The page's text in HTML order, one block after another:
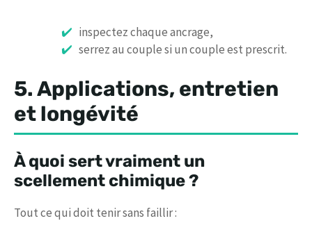
inspectez chaque ancrage,
serrez au couple si un couple est prescrit.
5. Applications, entretien
et longévité
À quoi sert vraiment un
scellement chimique ?
Tout ce qui doit tenir sans faillir :